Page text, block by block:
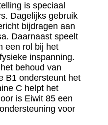
is speciaal
Dagelijks gebruik
bijdragen aan
Daarnaast speelt
een rol bij het
inspanning.
behoud van
B1 ondersteunt het
C helpt het
is Eiwit 85 een
voor